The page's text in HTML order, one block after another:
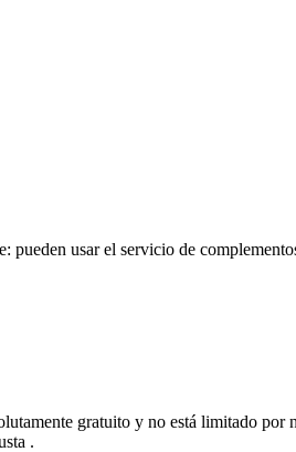
usar el servicio de
gratuito y no está limitado
.